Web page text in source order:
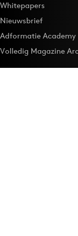
Whitepapers
Nieuwsbrief
Adformatie Academy
Volledig Magazine